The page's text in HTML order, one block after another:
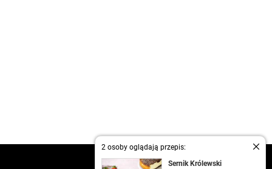
2 osoby oglądają przepis:
Sernik Królewski
kontakt